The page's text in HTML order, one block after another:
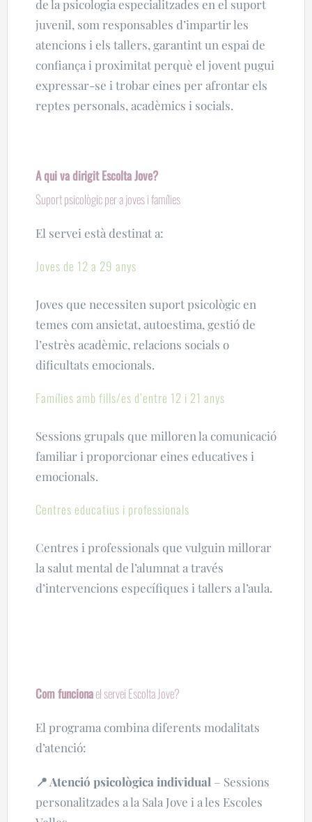
de la psicologia especialitzades en el suport
juvenil, som responsables d’impartir les
atencions i els tallers, garantint un espai de
confiança i proximitat perquè el jovent pugui
expressar-se i trobar eines per afrontar els
reptes personals, acadèmics i socials.
A qui va dirigit Escolta Jove?
Suport psicològic per a joves i famílies
El servei està destinat a:
Joves de 12 a 29 anys
Joves que necessiten suport psicològic en
temes com ansietat, autoestima, gestió de
l’estrès acadèmic, relacions socials o
dificultats emocionals.
Famílies amb fills/es d’entre 12 i 21 anys
Sessions grupals que milloren la comunicació
familiar i proporcionar eines educatives i
emocionals.
Centres educatius i professionals
Centres i professionals que vulguin millorar
la salut mental de l’alumnat a través
d’intervencions específiques i tallers a l’aula.
Com funcionael servei Escolta Jove?
El programa combina diferents modalitats
d’atenció:
📍 Atenció psicològica individual – Sessions
personalitzades a la Sala Jove i a les Escoles